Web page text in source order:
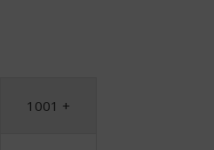
1001 +